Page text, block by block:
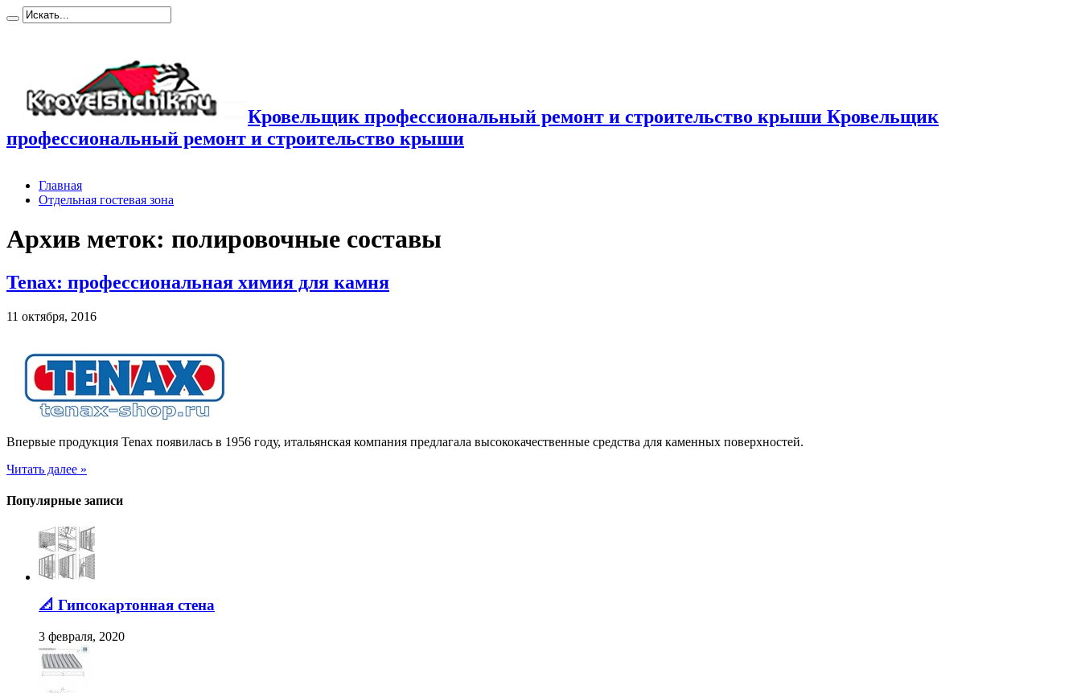
Кровельщик профессиональный ремонт и строительство крыши Кровельщик
профессиональный ремонт и строительство крыши
Главная
Отдельная гостевая зона
Архив меток: полировочные составы
Tenax: профессиональная химия для камня
11 октября, 2016
Впервые продукция Tenax появилась в 1956 году, итальянская компания предлагала высококачественные средства для каменных поверхностей.
Читать далее »
Популярные записи
📐 Гипсокартонная стена
3 февраля, 2020